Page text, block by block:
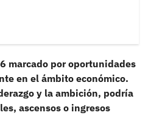
marcado por oportunidades
en el ámbito económico.
y la ambición, podría
ascensos o ingresos